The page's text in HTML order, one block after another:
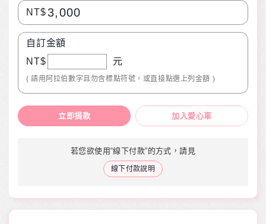
NT$ 3,000
自訂金額
NT$
元
( 請用阿拉伯數字且勿含標點符號，或直接點選上列金額 )
立即捐款 加入愛心車
若您欲使用“線下付款”的方式，請見
線下付款說明